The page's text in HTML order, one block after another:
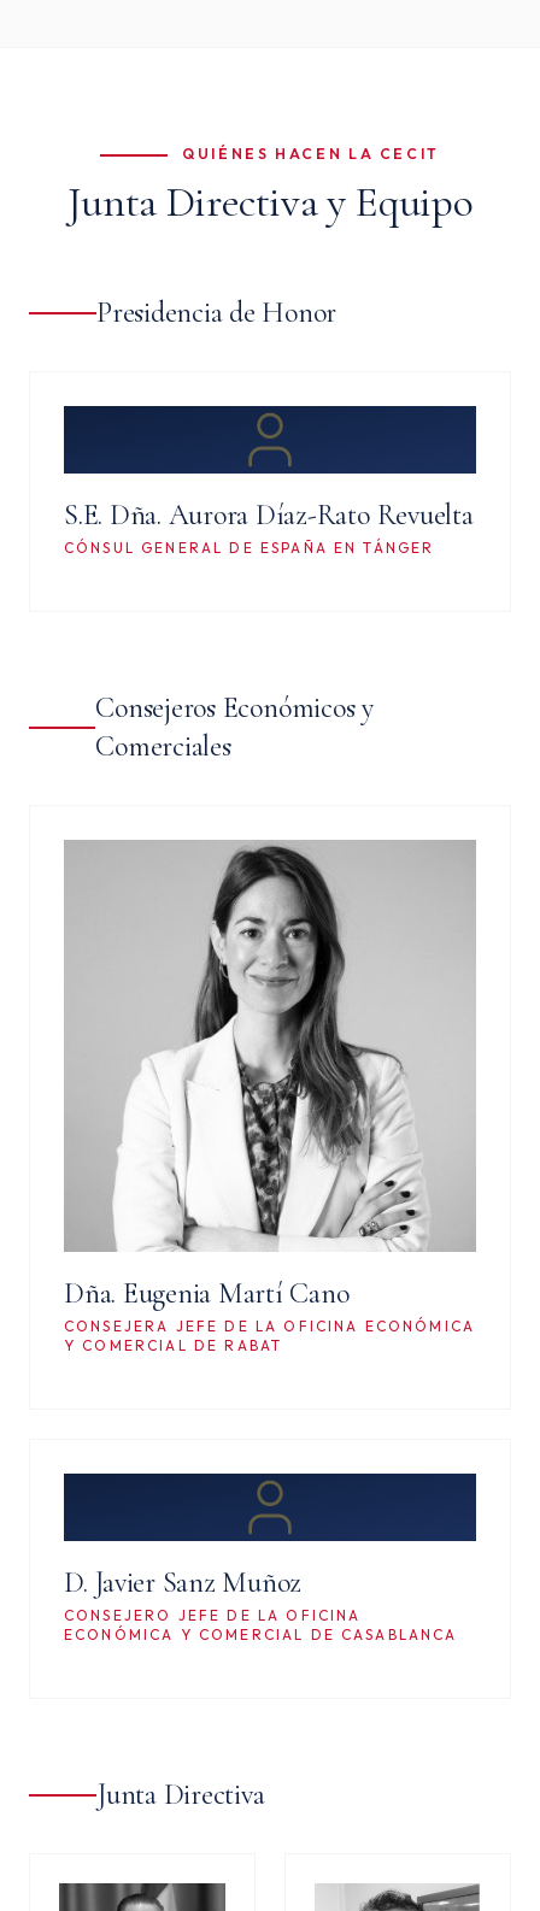
QUIÉNES HACEN LA CECIT
Junta Directiva y Equipo
Presidencia de Honor
S.E. Dña. Aurora Díaz-Rato Revuelta
CÓNSUL GENERAL DE ESPAÑA EN TÁNGER
Consejeros Económicos y
Comerciales
Dña. Eugenia Martí Cano
CONSEJERA JEFE DE LA OFICINA ECONÓMICA
Y COMERCIAL DE RABAT
D. Javier Sanz Muñoz
CONSEJERO JEFE DE LA OFICINA
ECONÓMICA Y COMERCIAL DE CASABLANCA
Junta Directiva